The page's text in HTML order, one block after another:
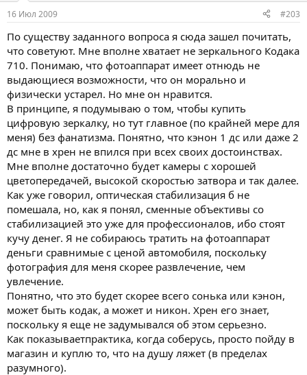
16 Июл 2009 #203
По существу заданного вопроса я сюда зашел почитать,
что советуют. Мне вполне хватает не зеркального Кодака
710. Понимаю, что фотоаппарат имеет отнюдь не
выдающиеся возможности, что он морально и
физически устарел. Но мне он нравится.
В принципе, я подумываю о том, чтобы купить
цифровую зеркалку, но тут главное (по крайней мере для
меня) без фанатизма. Понятно, что кэнон 1 дс или даже 2
дс мне в хрен не впился при всех своих достоинствах.
Мне вполне достаточно будет камеры с хорошей
цветопередачей, высокой скоростью затвора и так далее.
Как уже говорил, оптическая стабилизация б не
помешала, но, как я понял, сменные объективы со
стабилизацией это уже для профессионалов, ибо стоят
кучу денег. Я не собираюсь тратить на фотоаппарат
деньги сравнимые с ценой автомобиля, поскольку
фотография для меня скорее развлечение, чем
увлечение.
Понятно, что это будет скорее всего сонька или кэнон,
может быть кодак, а может и никон. Хрен его знает,
поскольку я еще не задумывался об этом серьезно.
Как показываетпрактика, когда соберусь, просто пойду в
магазин и куплю то, что на душу ляжет (в пределах
разумного).